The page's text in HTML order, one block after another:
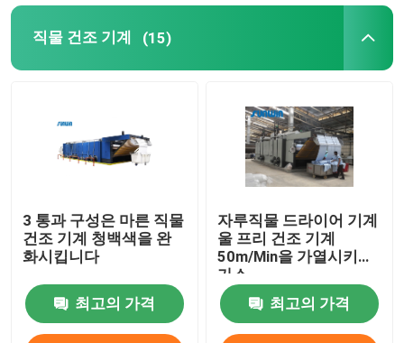
건조 기계를 쓰러뜨리세요
드라이어 기계를 완화시키세요
직물 건조 기계 (15)
3 통과 구성은 마른 직물
건조 기계 청백색을 완
화시킵니다
최고의 가격
자루직물 드라이어 기계
울 프리 건조 기계
50m/Min을 가열시키는
가스
최고의 가격